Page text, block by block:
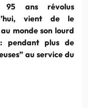
ans révolus
vient de le
monde son lourd
pendant plus de
” au service du